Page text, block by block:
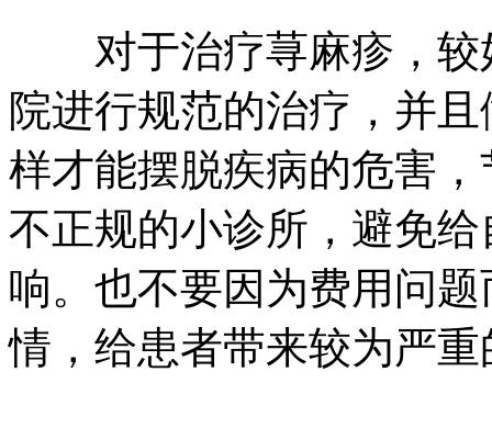
对于治疗荨麻疹，较
院进行规范的治疗，并
样才能摆脱疾病的危害
不正规的小诊所，避免
响。也不要因为费用问
情，给患者带来较为严